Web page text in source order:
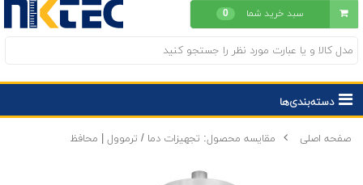
سبد خرید شما 0
دسته‌بندی‌ها
صفحه اصلی مقایسه محصول: تجهیزات دما / ترموول | محافظ